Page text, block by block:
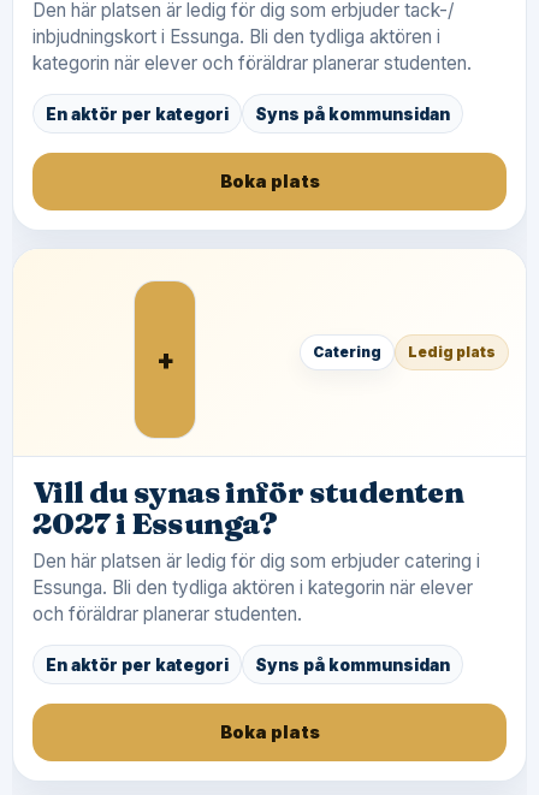
Den här platsen är ledig för dig som erbjuder tack-/
inbjudningskort i Essunga. Bli den tydliga aktören i
kategorin när elever och föräldrar planerar studenten.
En aktör per kategori Syns på kommunsidan
Boka plats
+ Catering Ledig plats
Vill du synas inför studenten
2027 i Essunga?
Den här platsen är ledig för dig som erbjuder catering i
Essunga. Bli den tydliga aktören i kategorin när elever
och föräldrar planerar studenten.
En aktör per kategori Syns på kommunsidan
Boka plats